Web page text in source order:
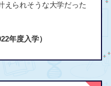
えられそうな大学だった
年度入学）